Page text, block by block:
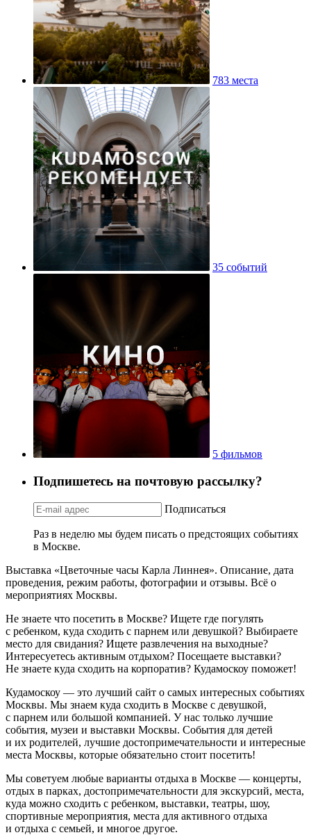
783 места
35 событий
5 фильмов
Подпишетесь на почтовую рассылку?
Подписаться
Раз в неделю мы будем писать о предстоящих событиях
в Москве.
Выставка «Цветочные часы Карла Линнея». Описание, дата
проведения, режим работы, фотографии и отзывы. Всё о
мероприятиях Москвы.
Не знаете что посетить в Москве? Ищете где погулять
с ребенком, куда сходить с парнем или девушкой? Выбираете
место для свидания? Ищете развлечения на выходные?
Интересуетесь активным отдыхом? Посещаете выставки?
Не знаете куда сходить на корпоратив? Кудамоскоу поможет!
Кудамоскоу — это лучший сайт о самых интересных событиях
Москвы. Мы знаем куда сходить в Москве с девушкой,
с парнем или большой компанией. У нас только лучшие
события, музеи и выставки Москвы. События для детей
и их родителей, лучшие достопримечательности и интересные
места Москвы, которые обязательно стоит посетить!
Мы советуем любые варианты отдыха в Москве — концерты,
отдых в парках, достопримечательности для экскурсий, места,
куда можно сходить с ребенком, выставки, театры, шоу,
спортивные мероприятия, места для активного отдыха
и отдыха с семьей, и многое другое.